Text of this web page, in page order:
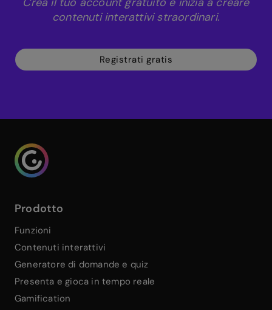
contenuti interattivi straordinari.
Registrati gratis
Genialy home page
Prodotto
Funzioni
Contenuti interattivi
Generatore di domande e quiz
Presenta e gioca in tempo reale
Gamification